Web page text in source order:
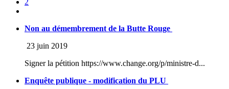
Non au démembrement de la Butte Rouge
23 juin 2019
Signer la pétition https://www.change.org/p/ministre-d...
Enquête publique - modification du PLU